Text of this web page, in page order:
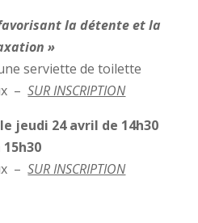
la détente et la
»
serviette de toilette
–SUR INSCRIPTION
le jeudi 24 avril de 14h30
15h30
–SUR INSCRIPTION